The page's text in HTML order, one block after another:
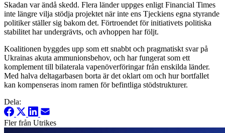
Skadan var ändå skedd. Flera länder uppges enligt Financial Times
inte längre vilja stödja projektet när inte ens Tjeckiens egna styrande
politiker ställer sig bakom det. Förtroendet för initiativets politiska
stabilitet har undergrävts, och avhoppen har följt.
Koalitionen byggdes upp som ett snabbt och pragmatiskt svar på
Ukrainas akuta ammunionsbehov, och har fungerat som ett
komplement till bilaterala vapenöverföringar från enskilda länder.
Med halva deltagarbasen borta är det oklart om och hur bortfallet
kan kompenseras inom ramen för befintliga stödstrukturer.
Dela:
Fler från Utrikes